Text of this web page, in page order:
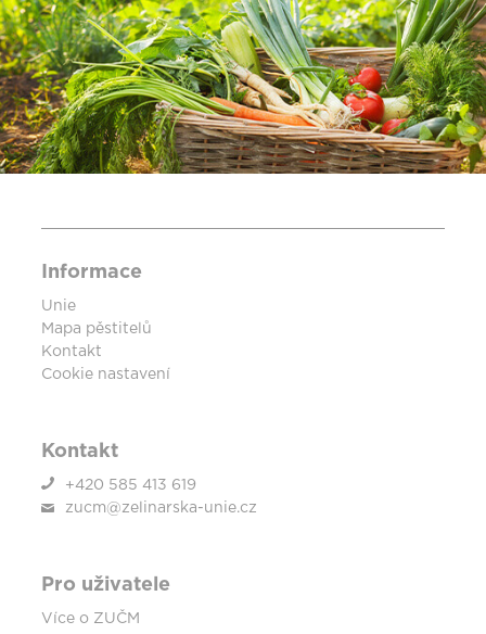
Informace
Unie
Mapa pěstitelů
Kontakt
Cookie nastavení
Kontakt
+420 585 413 619
zucm@zelinarska-unie.cz
Pro uživatele
Více o ZUČM